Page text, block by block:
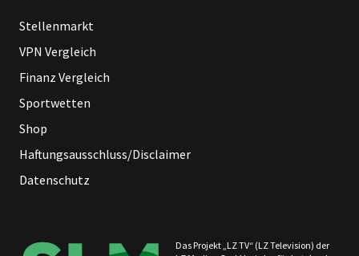
Stellenmarkt
VPN Vergleich
Finanz Vergleich
Sportwetten
Shop
Haftungsausschluss/Disclaimer
Datenschutz
Das Projekt „LZ TV“ (LZ Television) der